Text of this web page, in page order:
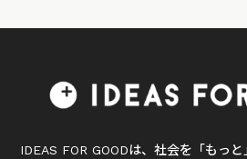
IDEAS FOR GOODは、社会を「もっ